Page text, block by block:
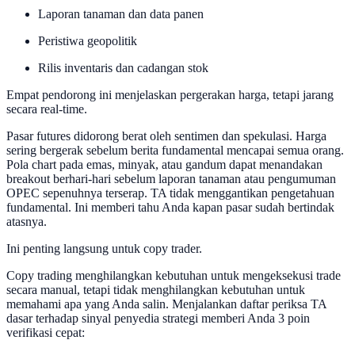
Laporan tanaman dan data panen
Peristiwa geopolitik
Rilis inventaris dan cadangan stok
Empat pendorong ini menjelaskan pergerakan harga, tetapi jarang
secara real-time.
Pasar futures didorong berat oleh sentimen dan spekulasi. Harga
sering bergerak sebelum berita fundamental mencapai semua orang.
Pola chart pada emas, minyak, atau gandum dapat menandakan
breakout berhari-hari sebelum laporan tanaman atau pengumuman
OPEC sepenuhnya terserap. TA tidak menggantikan pengetahuan
fundamental. Ini memberi tahu Anda kapan pasar sudah bertindak
atasnya.
Ini penting langsung untuk copy trader.
Copy trading menghilangkan kebutuhan untuk mengeksekusi trade
secara manual, tetapi tidak menghilangkan kebutuhan untuk
memahami apa yang Anda salin. Menjalankan daftar periksa TA
dasar terhadap sinyal penyedia strategi memberi Anda 3 poin
verifikasi cepat: